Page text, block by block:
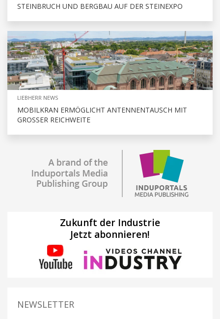
STEINBRUCH UND BERGBAU AUF DER STEINEXPO
LIEBHERR NEWS
MOBILKRAN ERMÖGLICHT ANTENNENTAUSCH MIT
GROSSER REICHWEITE
Zukunft der Industrie
Jetzt abonnieren!
NEWSLETTER